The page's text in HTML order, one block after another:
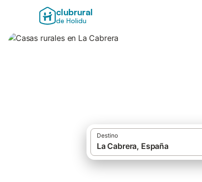
clubrural
de Holidu
Destino